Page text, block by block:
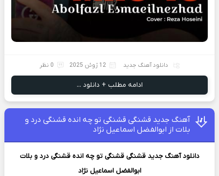
دانلود آهنگ جدید 12 ژوئن 2025 0 نظر
ادامه مطلب + دانلود ...
آهنگ جدید قشنگی قشنگی تو چه انده قشنگی درد و
بلات از ابوالفضل اسماعیل نژاد
دانلود آهنگ جدید قشنگی قشنگی تو چه انده قشنگی درد و بلات
ابوالفضل اسماعیل نژاد